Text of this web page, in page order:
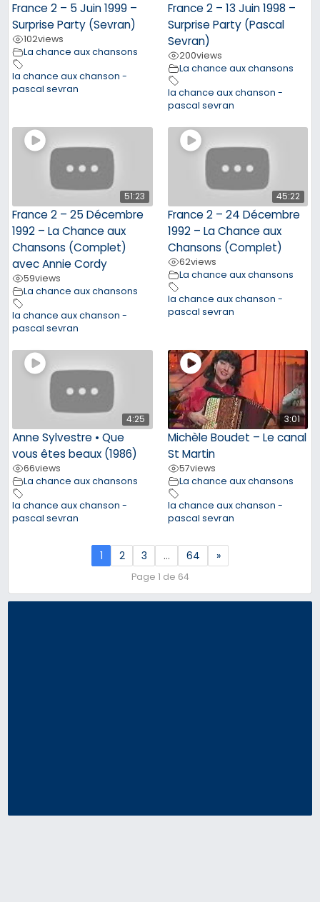
France 2 – 5 Juin 1999 –
Surprise Party (Sevran)
102views
La chance aux chansons
la chance aux chanson -
pascal sevran
France 2 – 13 Juin 1998 –
Surprise Party (Pascal
Sevran)
200views
La chance aux chansons
la chance aux chanson -
pascal sevran
51:23
France 2 – 25 Décembre
1992 – La Chance aux
Chansons (Complet)
avec Annie Cordy
59views
La chance aux chansons
la chance aux chanson -
pascal sevran
45:22
France 2 – 24 Décembre
1992 – La Chance aux
Chansons (Complet)
62views
La chance aux chansons
la chance aux chanson -
pascal sevran
4:25
Anne Sylvestre • Que
vous êtes beaux (1986)
66views
La chance aux chansons
la chance aux chanson -
pascal sevran
3:01
Michèle Boudet – Le canal
St Martin
57views
La chance aux chansons
la chance aux chanson -
pascal sevran
1 2 3 … 64 »
Page 1 de 64